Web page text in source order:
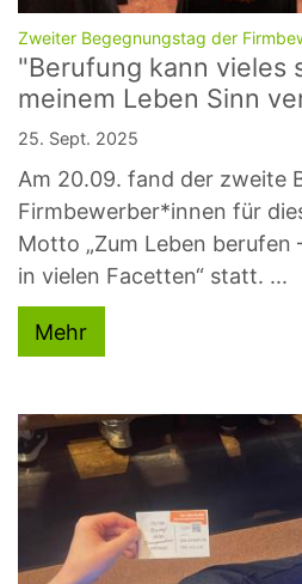
Zweiter Begegnungstag der
"Berufung kann vieles
meinem Leben Sinn
25. Sept. 2025
Am 20.09. fand der zweite
Firmbewerber*innen für
Motto „Zum Leben berufen
in vielen Facetten“ statt. ...
Mehr